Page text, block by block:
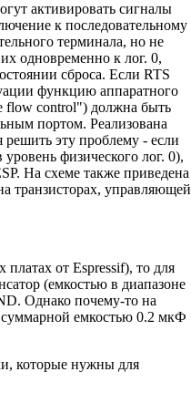
активировать сигналы
к последовательному
терминала, но не
одновременно к лог. 0,
сброса. Если RTS
функцию аппаратного
flow control") должна быть
портом. Реализована
решить эту проблему - если
физического лог. 0),
На схеме также приведена
транзисторах, управляющей
платах от Espressif), то для
(емкостью в диапазоне
Однако почему-то на
емкостью 0.2 мкФ
которые нужны для